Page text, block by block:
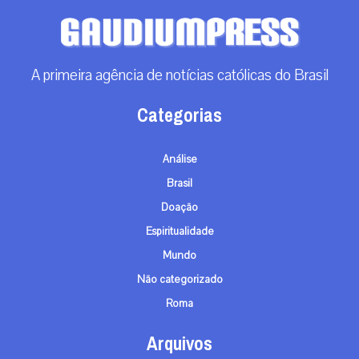
A primeira agência de notícias católicas do Brasil
Categorias
Análise
Brasil
Doação
Espiritualidade
Mundo
Não categorizado
Roma
Arquivos